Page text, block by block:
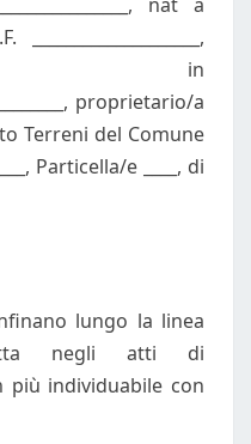
____________________,
a in
proprietario/a
Terreni del Comune
Particella/e ____, di
lungo la linea
negli atti di
più individuabile con